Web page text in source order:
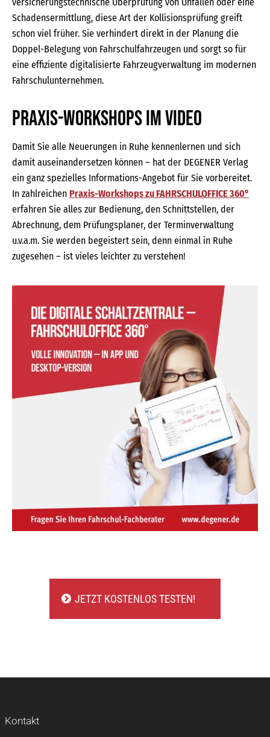
Schadensermittlung, diese Art der Kollisionsprüfung greift
schon viel früher. Sie verhindert direkt in der Planung die
Doppel-Belegung von Fahrschulfahrzeugen und sorgt so für
eine effiziente digitalisierte Fahrzeugverwaltung im modernen
Fahrschulunternehmen.
Praxis-Workshops im Video
Damit Sie alle Neuerungen in Ruhe kennenlernen und sich
damit auseinandersetzen können – hat der DEGENER Verlag
ein ganz spezielles Informations-Angebot für Sie vorbereitet.
In zahlreichen Praxis-Workshops zu FAHRSCHULOFFICE 360°
erfahren Sie alles zur Bedienung, den Schnittstellen, der
Abrechnung, dem Prüfungsplaner, der Terminverwaltung
u.v.a.m. Sie werden begeistert sein, denn einmal in Ruhe
zugesehen – ist vieles leichter zu verstehen!
JETZT KOSTENLOS TESTEN!
Kontakt